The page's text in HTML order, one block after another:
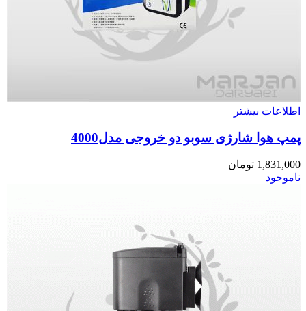
اطلاعات بیشتر
پمپ هوا شارژی سوبو دو خروجی مدل4000
1,831,000 تومان
ناموجود